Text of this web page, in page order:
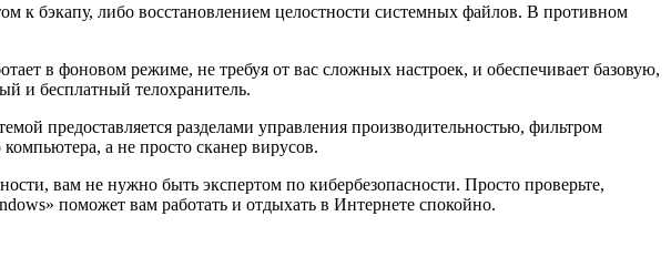
к бэкапу, либо восстановлением целостности системных файлов. В противном
в фоновом режиме, не требуя от вас сложных настроек, и обеспечивает базовую,
и бесплатный телохранитель.
предоставляется разделами управления производительностью, фильтром
а не просто сканер вирусов.
вам не нужно быть экспертом по кибербезопасности. Просто проверьте,
поможет вам работать и отдыхать в Интернете спокойно.